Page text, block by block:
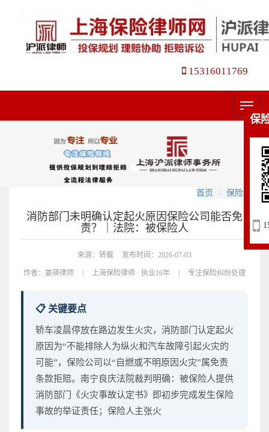
15316011769
菜
单
首页 保险理赔
消防部门未明确认定起火原因保险公司能否免
责？｜法院：被保险人
来源：转载 发布时间：2026-07-03
作者： 姜瑛律师 | 上海保险律师 · 执业16年 | 专注保险纠纷处理
📋 关键要点
轿车凌晨停放在路边发生火灾，消防部门认定起火
原因为“不能排除人为纵火和汽车故障引起火灾的
可能”，保险公司以“自燃或不明原因火灾”属免责
条款拒赔。南宁良庆法院裁判明确：被保险人提供
消防部门《火灾事故认定书》即初步完成发生保险
事故的举证责任；保险人主张火
保